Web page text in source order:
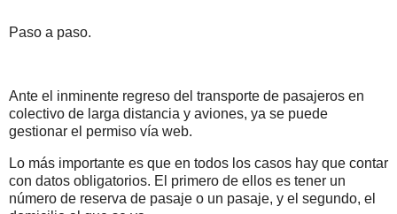
Paso a paso.
Ante el inminente regreso del transporte de pasajeros en
colectivo de larga distancia y aviones, ya se puede
gestionar el permiso vía web.
Lo más importante es que en todos los casos hay que contar
con datos obligatorios. El primero de ellos es tener un
número de reserva de pasaje o un pasaje, y el segundo, el